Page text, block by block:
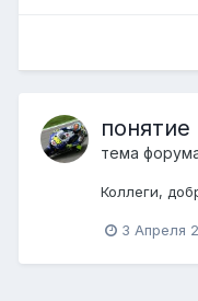
тема
Коллеги,
3 Апреля